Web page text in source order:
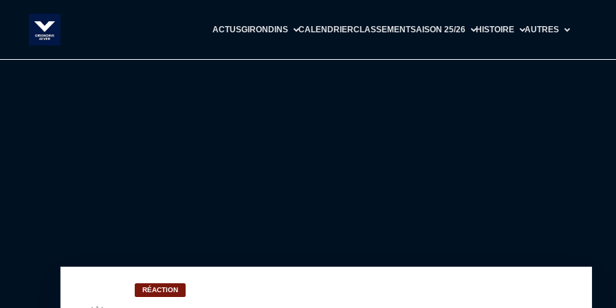
ACTUSGIRONDINS CALENDRIERCLASSEMENTSAISON 25/26 HISTOIRE AUTRES
RÉACTION